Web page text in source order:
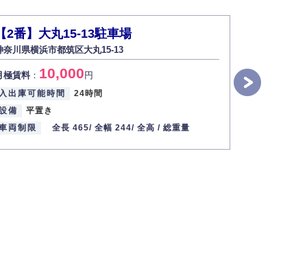
【2番】大丸15-13駐車場
奈川県横浜市都筑区大丸15-13
極賃料： 10,000円
入出庫可能時間
24時間
備
平置き
両制限
全長 465/ 全幅 244/ 全高 / 総重量
月極賃料